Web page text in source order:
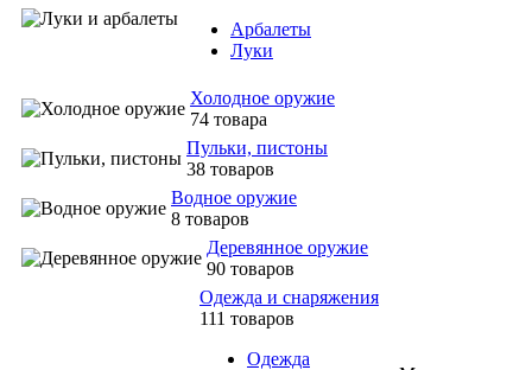
Арбалеты
Луки
Холодное оружие
74 товара
Пульки, пистоны
38 товаров
Водное оружие
8 товаров
Деревянное оружие
90 товаров
Одежда и снаряжения
111 товаров
Одежда